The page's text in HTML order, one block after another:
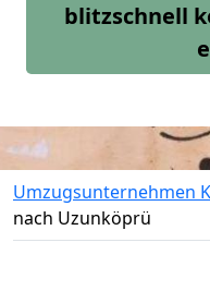
blitzschnell
Umzugsunternehmen
nach Uzunköprü